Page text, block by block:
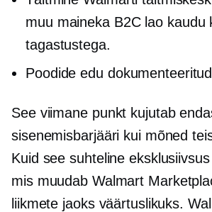
muu maineka B2C lao kaudu
tagastustega.
Poodide edu
See viimane punkt kujutab
sisenemisbarjääri kui mõned
Kuid see suhteline
mis muudab Walmart
liikmete jaoks väärtuslikuks.